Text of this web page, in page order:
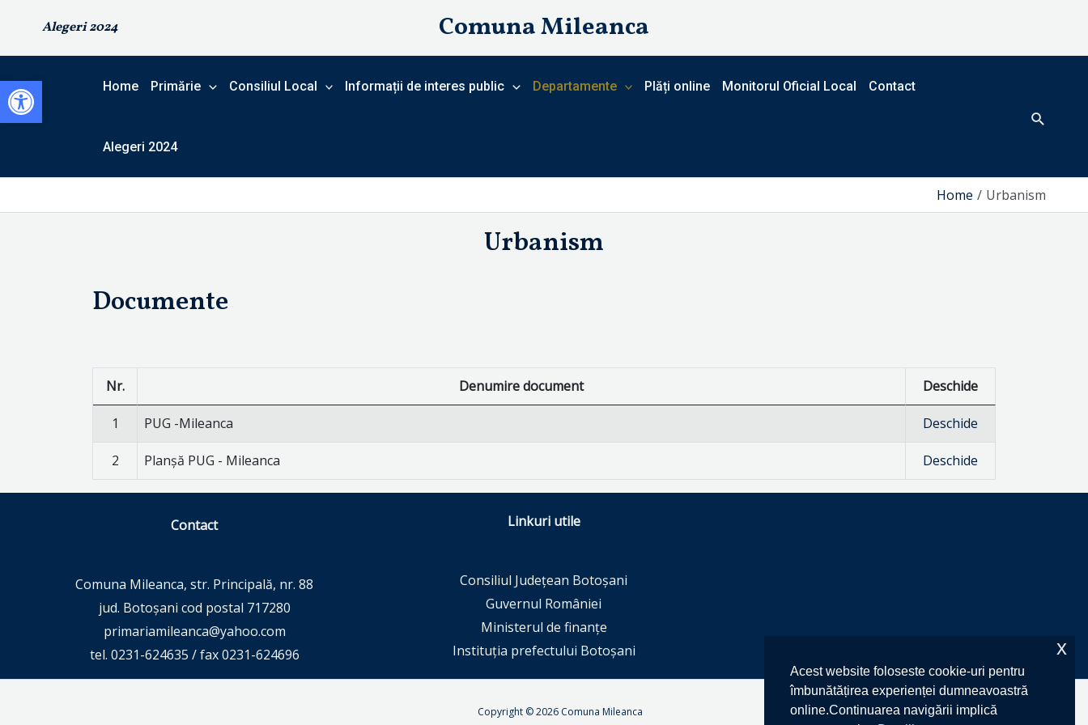
Open toolbar
content
Alegeri 2024 Comuna Mileanca
Home Primărie Consiliul Local Informații de interes public Departamente Plăți online Monitorul Oficial Local Contact
Alegeri 2024
Search
Home Urbanism
Urbanism
Documente
Nr. Denumire document Deschide
1 PUG -Mileanca Deschide
2 Planșă PUG - Mileanca Deschide
Contact
Comuna Mileanca, str. Principală, nr. 88
jud. Botoșani cod postal 717280
primariamileanca@yahoo.com
tel. 0231-624635 / fax 0231-624696
Linkuri utile
Consiliul Județean Botoșani
Guvernul României
Ministerul de finanțe
Instituția prefectului Botoșani
Copyright © 2026 Comuna Mileanca
Acest website foloseste cookie-uri pentru
îmbunătățirea experienței dumneavoastră
online.Continuarea navigării implică
x